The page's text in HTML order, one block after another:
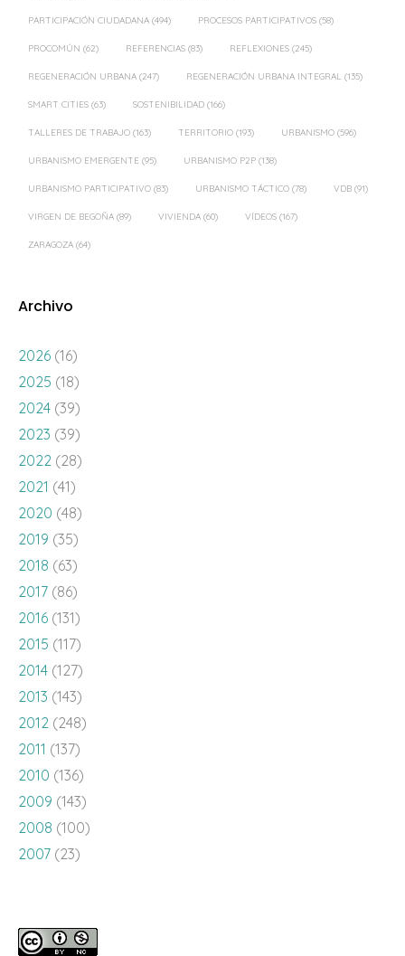
PARTICIPACIÓN CIUDADANA (494) PROCESOS PARTICIPATIVOS (58)
PROCOMÚN (62) REFERENCIAS (83) REFLEXIONES (245)
REGENERACIÓN URBANA (247) REGENERACIÓN URBANA INTEGRAL (135)
SMART CITIES (63) SOSTENIBILIDAD (166)
TALLERES DE TRABAJO (163) TERRITORIO (193) URBANISMO (596)
URBANISMO EMERGENTE (95) URBANISMO P2P (138)
URBANISMO PARTICIPATIVO (83) URBANISMO TÁCTICO (78) VDB (91)
VIRGEN DE BEGOÑA (89) VIVIENDA (60) VÍDEOS (167)
ZARAGOZA (64)
Archivo
2026 (16)
2025 (18)
2024 (39)
2023 (39)
2022 (28)
2021 (41)
2020 (48)
2019 (35)
2018 (63)
2017 (86)
2016 (131)
2015 (117)
2014 (127)
2013 (143)
2012 (248)
2011 (137)
2010 (136)
2009 (143)
2008 (100)
2007 (23)